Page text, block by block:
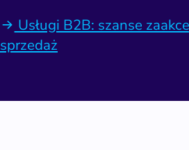
Usługi B2B: szanse
sprzedaż